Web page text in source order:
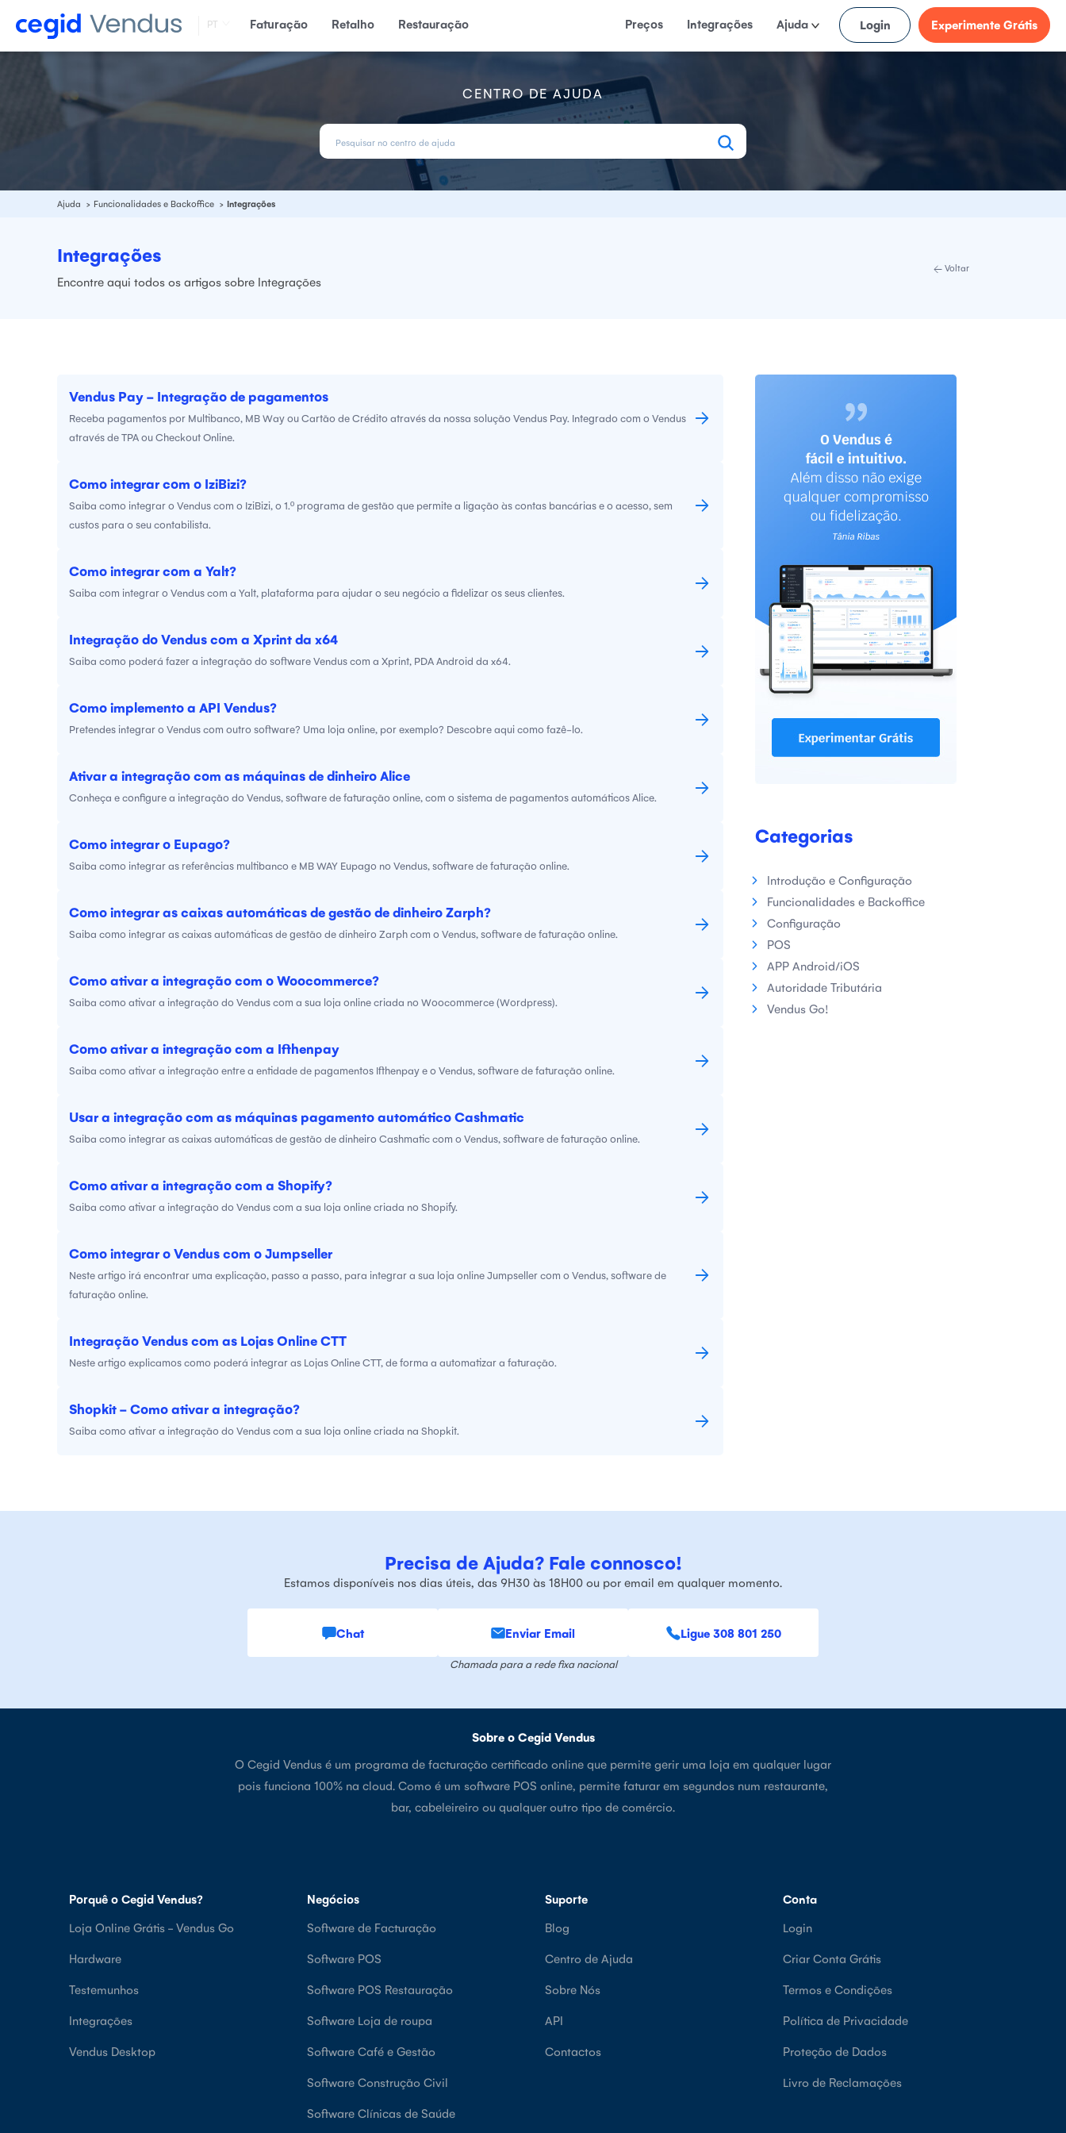
PT Faturação Retalho Restauração Preços Integrações Ajuda Login Experimente Grátis
CENTRO DE AJUDA
Ajuda Funcionalidades e Backoffice Integrações
Integrações
Encontre aqui todos os artigos sobre Integrações
Voltar
Vendus Pay - Integração de pagamentos
Receba pagamentos por Multibanco, MB Way ou Cartão de Crédito através da nossa solução Vendus Pay. Integrado com o Vendus
através de TPA ou Checkout Online.
Como integrar com o IziBizi?
Saiba como integrar o Vendus com o IziBizi, o 1.º programa de gestão que permite a ligação às contas bancárias e o acesso, sem
custos para o seu contabilista.
Como integrar com a Yalt?
Saiba com integrar o Vendus com a Yalt, plataforma para ajudar o seu negócio a fidelizar os seus clientes.
Integração do Vendus com a Xprint da x64
Saiba como poderá fazer a integração do software Vendus com a Xprint, PDA Android da x64.
Como implemento a API Vendus?
Pretendes integrar o Vendus com outro software? Uma loja online, por exemplo? Descobre aqui como fazê-lo.
Ativar a integração com as máquinas de dinheiro Alice
Conheça e configure a integração do Vendus, software de faturação online, com o sistema de pagamentos automáticos Alice.
Como integrar o Eupago?
Saiba como integrar as referências multibanco e MB WAY Eupago no Vendus, software de faturação online.
Como integrar as caixas automáticas de gestão de dinheiro Zarph?
Saiba como integrar as caixas automáticas de gestão de dinheiro Zarph com o Vendus, software de faturação online.
Como ativar a integração com o Woocommerce?
Saiba como ativar a integração do Vendus com a sua loja online criada no Woocommerce (Wordpress).
Como ativar a integração com a Ifthenpay
Saiba como ativar a integração entre a entidade de pagamentos Ifthenpay e o Vendus, software de faturação online.
Usar a integração com as máquinas pagamento automático Cashmatic
Saiba como integrar as caixas automáticas de gestão de dinheiro Cashmatic com o Vendus, software de faturação online.
Como ativar a integração com a Shopify?
Saiba como ativar a integração do Vendus com a sua loja online criada no Shopify.
Como integrar o Vendus com o Jumpseller
Neste artigo irá encontrar uma explicação, passo a passo, para integrar a sua loja online Jumpseller com o Vendus, software de
faturação online.
Integração Vendus com as Lojas Online CTT
Neste artigo explicamos como poderá integrar as Lojas Online CTT, de forma a automatizar a faturação.
Shopkit - Como ativar a integração?
Saiba como ativar a integração do Vendus com a sua loja online criada na Shopkit.
Categorias
Introdução e Configuração
Funcionalidades e Backoffice
Configuração
POS
APP Android/iOS
Autoridade Tributária
Vendus Go!
Precisa de Ajuda? Fale connosco!
Estamos disponíveis nos dias úteis, das 9H30 às 18H00 ou por email em qualquer momento.
Chat Enviar Email Ligue 308 801 250
Chamada para a rede fixa nacional
Sobre o Cegid Vendus
O Cegid Vendus é um programa de facturação certificado online que permite gerir uma loja em qualquer lugar
pois funciona 100% na cloud. Como é um software POS online, permite faturar em segundos num restaurante,
bar, cabeleireiro ou qualquer outro tipo de comércio.
Porquê o Cegid Vendus?
Loja Online Grátis - Vendus Go
Hardware
Testemunhos
Integrações
Vendus Desktop
Negócios
Software de Facturação
Software POS
Software POS Restauração
Software Loja de roupa
Software Café e Gestão
Software Construção Civil
Software Clínicas de Saúde
Suporte
Blog
Centro de Ajuda
Sobre Nós
API
Contactos
Conta
Login
Criar Conta Grátis
Termos e Condições
Política de Privacidade
Proteção de Dados
Livro de Reclamações